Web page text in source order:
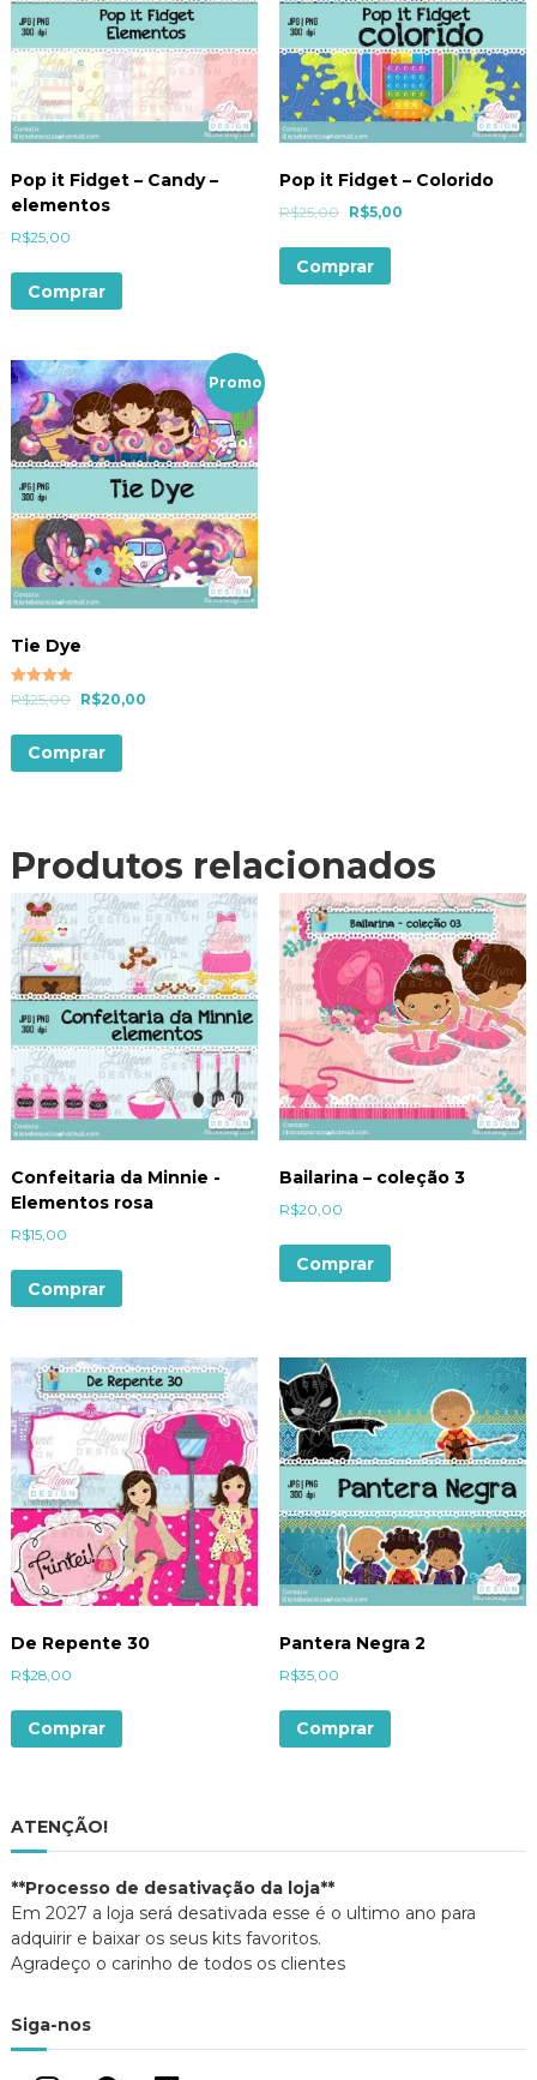
Pop it Fidget – Candy –
elementos
R$25,00
Comprar
Pop it Fidget – Colorido
R$25,00 R$5,00
Comprar
Promo
ção!
Tie Dye
Avaliação
5.00
R$25,00 R$20,00
Comprar
Produtos relacionados
Confeitaria da Minnie -
Elementos rosa
R$15,00
Comprar
Bailarina – coleção 3
R$20,00
Comprar
De Repente 30
R$28,00
Comprar
Pantera Negra 2
R$35,00
Comprar
ATENÇÃO!
**Processo de desativação da loja**
Em 2027 a loja será desativada esse é o ultimo ano para
adquirir e baixar os seus kits favoritos.
Agradeço o carinho de todos os clientes
Siga-nos